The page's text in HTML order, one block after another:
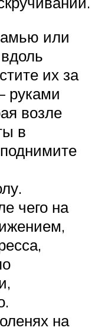
или
их за
руками
возле
в
чего на
на